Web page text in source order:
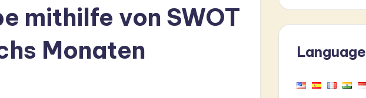
mithilfe von SWOT
Monaten
Language